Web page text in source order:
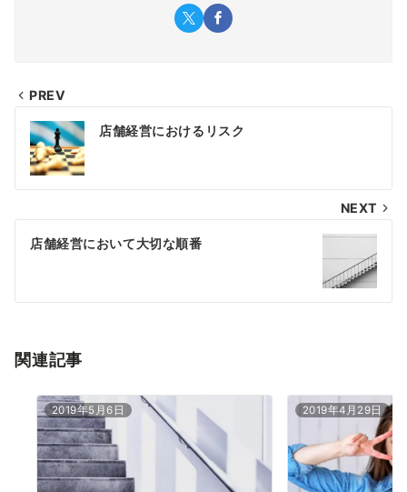
投
稿
ナ
ビ
ゲ
シ
ン
PREV
店舗経営におけるリスク
NEXT
店舗経営において大切な順番
関連記事
2019年5月6日 2019年4月29日